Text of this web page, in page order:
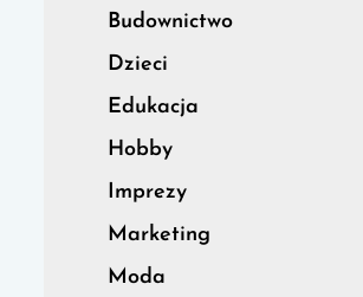
Budownictwo
Dzieci
Edukacja
Hobby
Imprezy
Marketing
Moda